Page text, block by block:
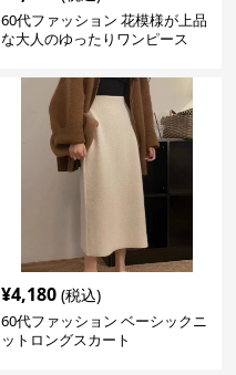
60代ファッション 花模様が上品
な大人のゆったりワンピース
¥4,180 (税込)
60代ファッション ベーシックニ
ットロングスカート